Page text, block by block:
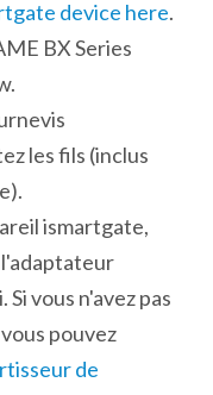
device here.
BX Series
les fils (inclus
ismartgate,
vous n'avez pas
pouvez
de